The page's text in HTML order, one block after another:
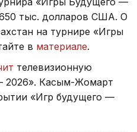
тыс. долларов США. О
на турнире «Игры
в материале.
телевизионную
2026». Касым-Жомарт
«Игр будущего —